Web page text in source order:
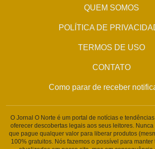
QUEM SOMOS
POLÍTICA DE
TERMOS DE USO
CONTATO
Como parar de receber
O Jornal O Norte é um portal de notícias e
oferecer descobertas legais aos seus leitores.
que pague qualquer valor para liberar produtos
100% gratuitos. Nós fazemos o possível para